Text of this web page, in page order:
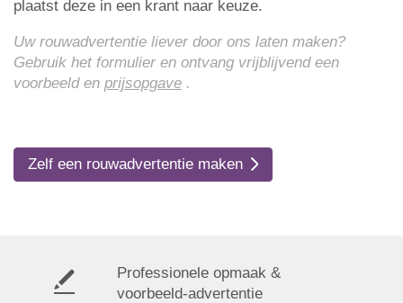
plaatst deze in een krant naar keuze.
Uw rouwadvertentie liever door ons laten maken?
Gebruik het formulier en ontvang vrijblijvend een
voorbeeld en prijsopgave .
Zelf een rouwadvertentie maken
Professionele opmaak &
voorbeeld-advertentie